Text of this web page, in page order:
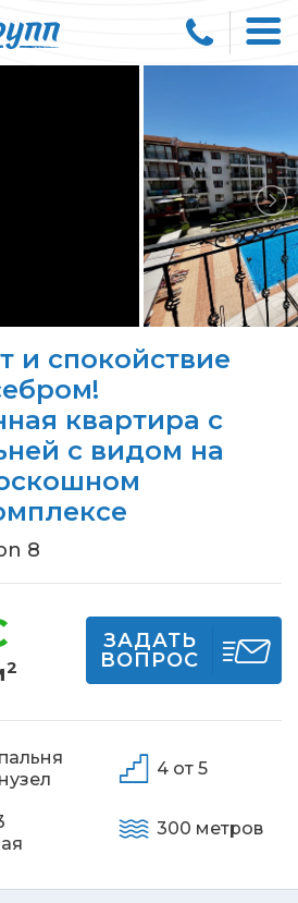
и спокойствие
квартира с
с видом на
8
2
ЗАДАТЬ
ВОПРОС
4 от 5
300 метров